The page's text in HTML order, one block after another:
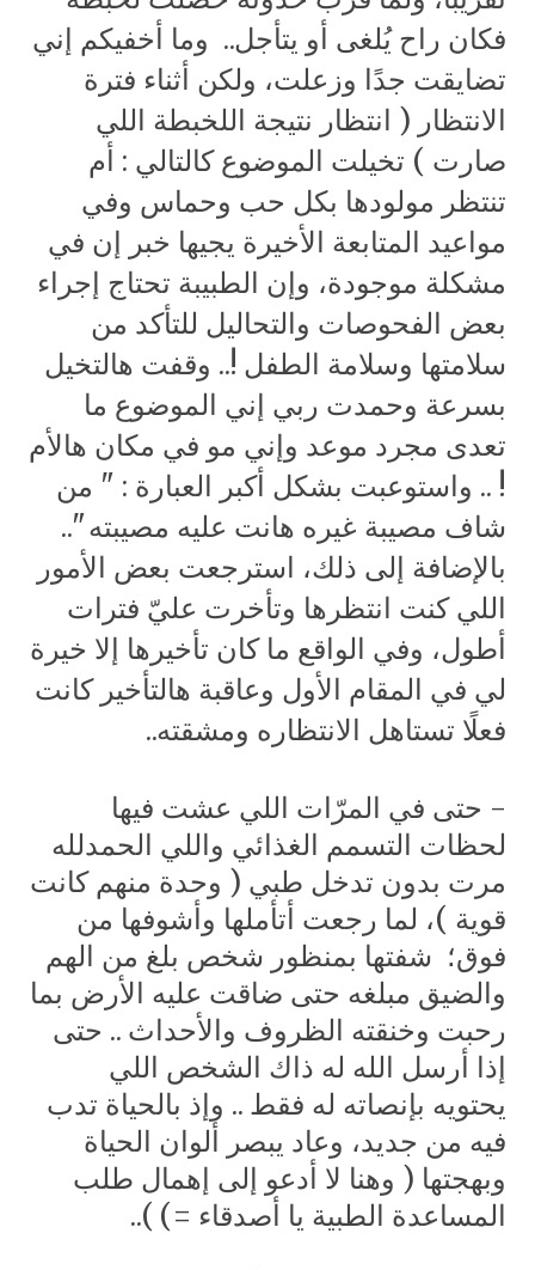
فكان راح يُلغى أو يتأجل.. وما أخفيكم إني
تضايقت جدًا وزعلت، ولكن أثناء فترة
الانتظار ( انتظار نتيجة اللخبطة اللي
صارت ) تخيلت الموضوع كالتالي : أم
تنتظر مولودها بكل حب وحماس وفي
مواعيد المتابعة الأخيرة يجيها خبر إن في
مشكلة موجودة، وإن الطبيبة تحتاج إجراء
بعض الفحوصات والتحاليل للتأكد من
سلامتها وسلامة الطفل !.. وقفت هالتخيل
بسرعة وحمدت ربي إني الموضوع ما
تعدى مجرد موعد وإني مو في مكان هالأم
! .. واستوعبت بشكل أكبر العبارة : " من
شاف مصيبة غيره هانت عليه مصيبته "..
بالإضافة إلى ذلك، استرجعت بعض الأمور
اللي كنت انتظرها وتأخرت عليّ فترات
أطول، وفي الواقع ما كان تأخيرها إلا خيرة
لي في المقام الأول وعاقبة هالتأخير كانت
فعلًا تستاهل الانتظاره ومشقته..
- حتى في المرّات اللي عشت فيها
لحظات التسمم الغذائي واللي الحمدلله
مرت بدون تدخل طبي ( وحدة منهم كانت
قوية )، لما رجعت أتأملها وأشوفها من
فوق؛ شفتها بمنظور شخص بلغ من الهم
والضيق مبلغه حتى ضاقت عليه الأرض بما
رحبت وخنقته الظروف والأحداث .. حتى
إذا أرسل الله له ذاك الشخص اللي
يحتويه بإنصاته له فقط .. وإذ بالحياة تدب
فيه من جديد، وعاد يبصر ألوان الحياة
وبهجتها ( وهنا لا أدعو إلى إهمال طلب
المساعدة الطبية يا أصدقاء =) )..